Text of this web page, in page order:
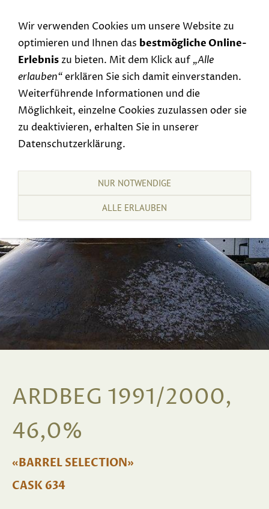
ARDBEG 1991/2000,
46,0%
«BARREL SELECTION»
CASK 634
Wir verwenden Cookies um unsere Website zu
optimieren und Ihnen das bestmögliche Online-
Erlebniszu bieten. Mit dem Klick auf „Alle
erlauben“erklären Sie sich damit einverstanden.
Weiterführende Informationen und die
Möglichkeit, einzelne Cookies zuzulassen oder sie
zu deaktivieren, erhalten Sie in unserer
Datenschutzerklärung.
NUR NOTWENDIGE
ALLE ERLAUBEN